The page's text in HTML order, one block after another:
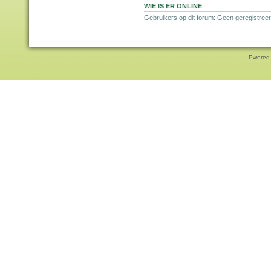
WIE IS ER ONLINE
Gebruikers op dit forum: Geen